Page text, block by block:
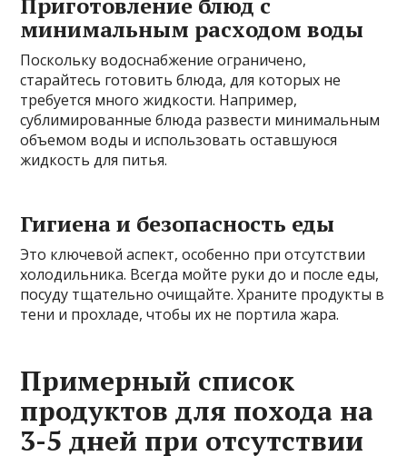
минимальным расходом воды
Поскольку водоснабжение ограничено,
старайтесь готовить блюда, для которых не
требуется много жидкости. Например,
сублимированные блюда развести минимальным
объемом воды и использовать оставшуюся
жидкость для питья.
Гигиена и безопасность еды
Это ключевой аспект, особенно при отсутствии
холодильника. Всегда мойте руки до и после еды,
посуду тщательно очищайте. Храните продукты в
тени и прохладе, чтобы их не портила жара.
Примерный список
продуктов для похода на
3-5 дней при отсутствии